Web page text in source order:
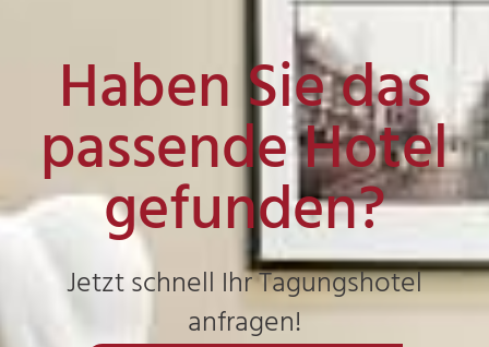
Haben Sie das
passende Hotel
gefunden?
Jetzt schnell Ihr Tagungshotel
anfragen!